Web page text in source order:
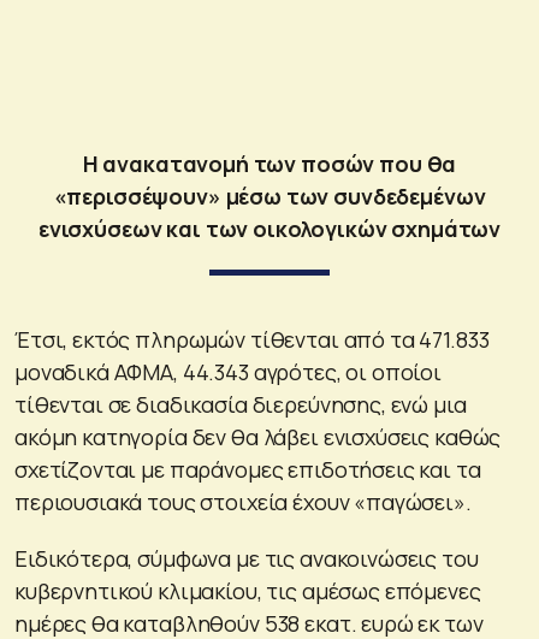
Η ανακατανομή των ποσών που θα
«περισσέψουν» μέσω των συνδεδεμένων
ενισχύσεων και των οικολογικών σχημάτων
Έτσι, εκτός πληρωμών τίθενται από τα 471.833
μοναδικά ΑΦΜΑ, 44.343 αγρότες, οι οποίοι
τίθενται σε διαδικασία διερεύνησης, ενώ μια
ακόμη κατηγορία δεν θα λάβει ενισχύσεις καθώς
σχετίζονται με παράνομες επιδοτήσεις και τα
περιουσιακά τους στοιχεία έχουν «παγώσει».
Ειδικότερα, σύμφωνα με τις ανακοινώσεις του
κυβερνητικού κλιμακίου, τις αμέσως επόμενες
ημέρες θα καταβληθούν 538 εκατ. ευρώ εκ των